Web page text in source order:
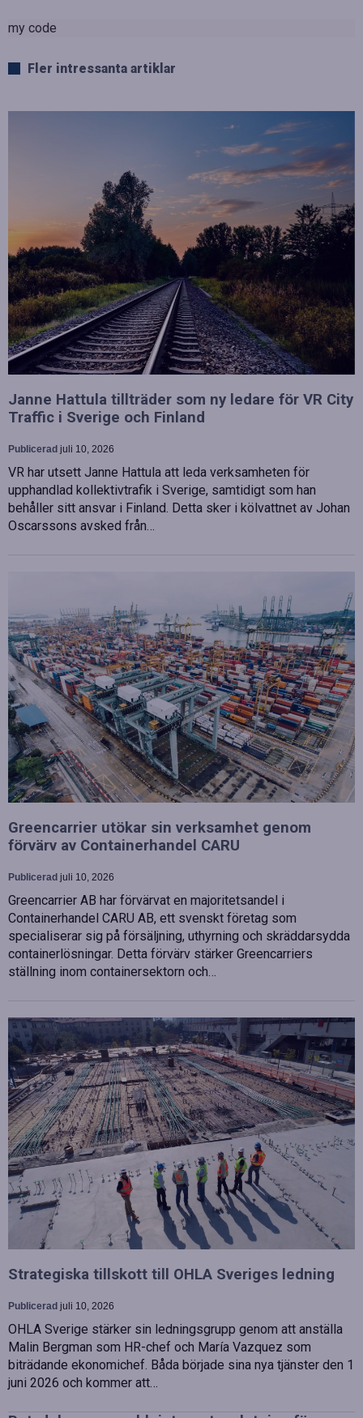
my code
Fler intressanta artiklar
Janne Hattula tillträder som ny ledare för VR City
Traffic i Sverige och Finland
Publicerad juli 10, 2026
VR har utsett Janne Hattula att leda verksamheten för
upphandlad kollektivtrafik i Sverige, samtidigt som han
behåller sitt ansvar i Finland. Detta sker i kölvattnet av Johan
Oscarssons avsked från…
Greencarrier utökar sin verksamhet genom
förvärv av Containerhandel CARU
Publicerad juli 10, 2026
Greencarrier AB har förvärvat en majoritetsandel i
Containerhandel CARU AB, ett svenskt företag som
specialiserar sig på försäljning, uthyrning och skräddarsydda
containerlösningar. Detta förvärv stärker Greencarriers
ställning inom containersektorn och…
Strategiska tillskott till OHLA Sveriges ledning
Publicerad juli 10, 2026
OHLA Sverige stärker sin ledningsgrupp genom att anställa
Malin Bergman som HR-chef och María Vazquez som
biträdande ekonomichef. Båda började sina nya tjänster den 1
juni 2026 och kommer att…